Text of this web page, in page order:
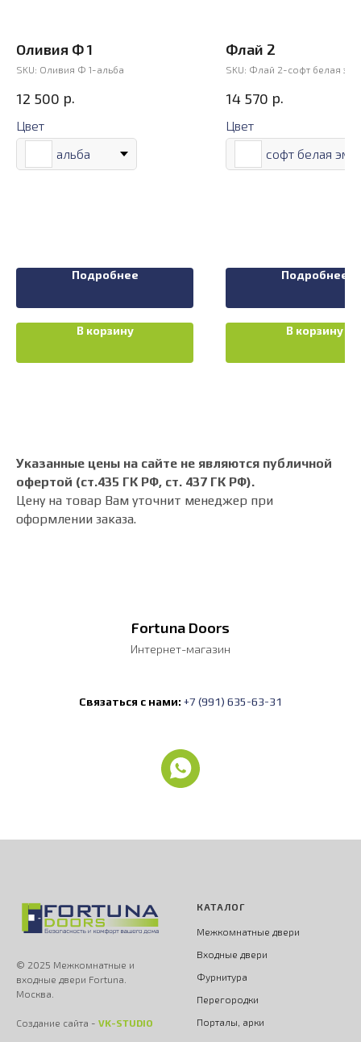
Оливия Ф 1
SKU: Оливия Ф 1-альба
12 500 р.
Цвет
альба
Подробнее
В корзину
Флай 2
SKU: Флай 2-софт белая
14 570 р.
Цвет
софт белая
Подробнее
В корзину
Указанные цены на сайте не являются публичной
офертой (ст.435 ГК РФ, cт. 437 ГК РФ).
Цену на товар Вам уточнит менеджер при
оформлении заказа.
Fortuna Doors
Интернет-магазин
Связаться с нами: +7 (991) 635-63-31
© 2025 Межкомнатные и
входные двери Fortuna.
Москва.
Создание сайта - VK-STUDIO
КАТАЛОГ
Межкомнатные двери
Входные двери
Фурнитура
Перегородки
Порталы, арки